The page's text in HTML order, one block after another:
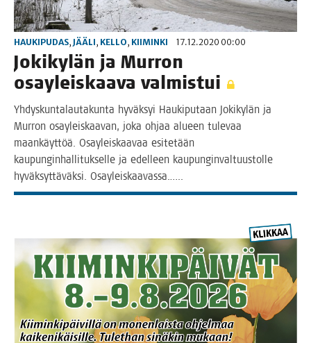
HAUKIPUDAS, JÄÄLI, KELLO, KIIMINKI 17.12.2020 00:00
Joki­ky­län ja Mur­ron
osay­leis­kaa­va valmistui
Yhdys­kun­ta­lau­ta­kun­ta hyväk­syi Hau­ki­pu­taan Joki­ky­län ja
Mur­ron osay­leis­kaa­van, joka ohjaa alu­een tule­vaa
maan­käyt­töä. Osay­leis­kaa­vaa esi­te­tään
kau­pun­gin­hal­li­tuk­sel­le ja edel­leen kau­pun­gin­val­tuus­tol­le
hyväk­syt­tä­väk­si. Osayleiskaavassa.…..